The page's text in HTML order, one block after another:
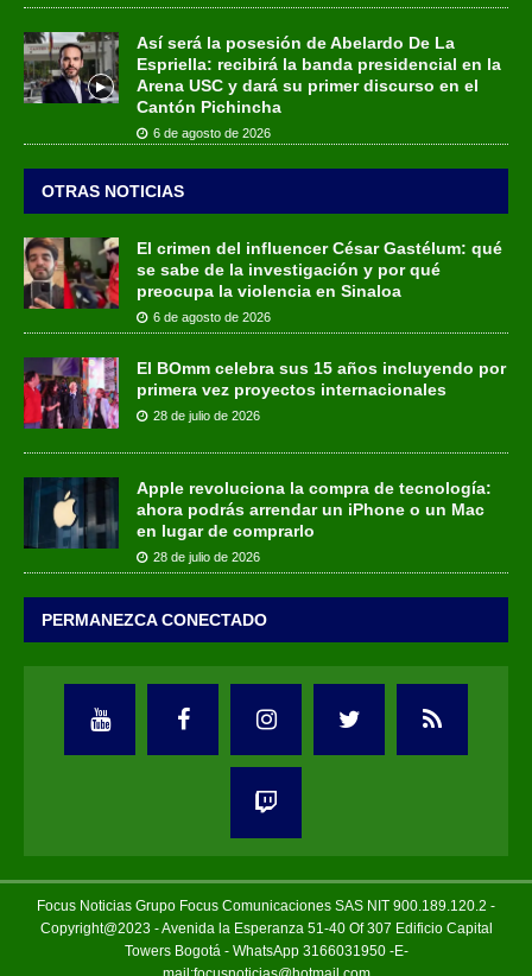
Así será la posesión de Abelardo De La
Espriella: recibirá la banda presidencial en la
Arena USC y dará su primer discurso en el
Cantón Pichincha
6 de agosto de 2026
OTRAS NOTICIAS
El crimen del influencer César Gastélum: qué
se sabe de la investigación y por qué
preocupa la violencia en Sinaloa
6 de agosto de 2026
El BOmm celebra sus 15 años incluyendo por
primera vez proyectos internacionales
28 de julio de 2026
Apple revoluciona la compra de tecnología:
ahora podrás arrendar un iPhone o un Mac
en lugar de comprarlo
28 de julio de 2026
PERMANEZCA CONECTADO
Focus Noticias Grupo Focus Comunicaciones SAS NIT 900.189.120.2 -
Copyright@2023 - Avenida la Esperanza 51-40 Of 307 Edificio Capital
Towers Bogotá - WhatsApp 3166031950 -E-